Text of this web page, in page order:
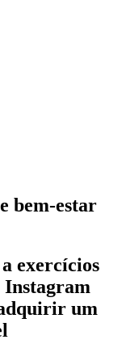
bem-estar
exercícios
Instagram
um